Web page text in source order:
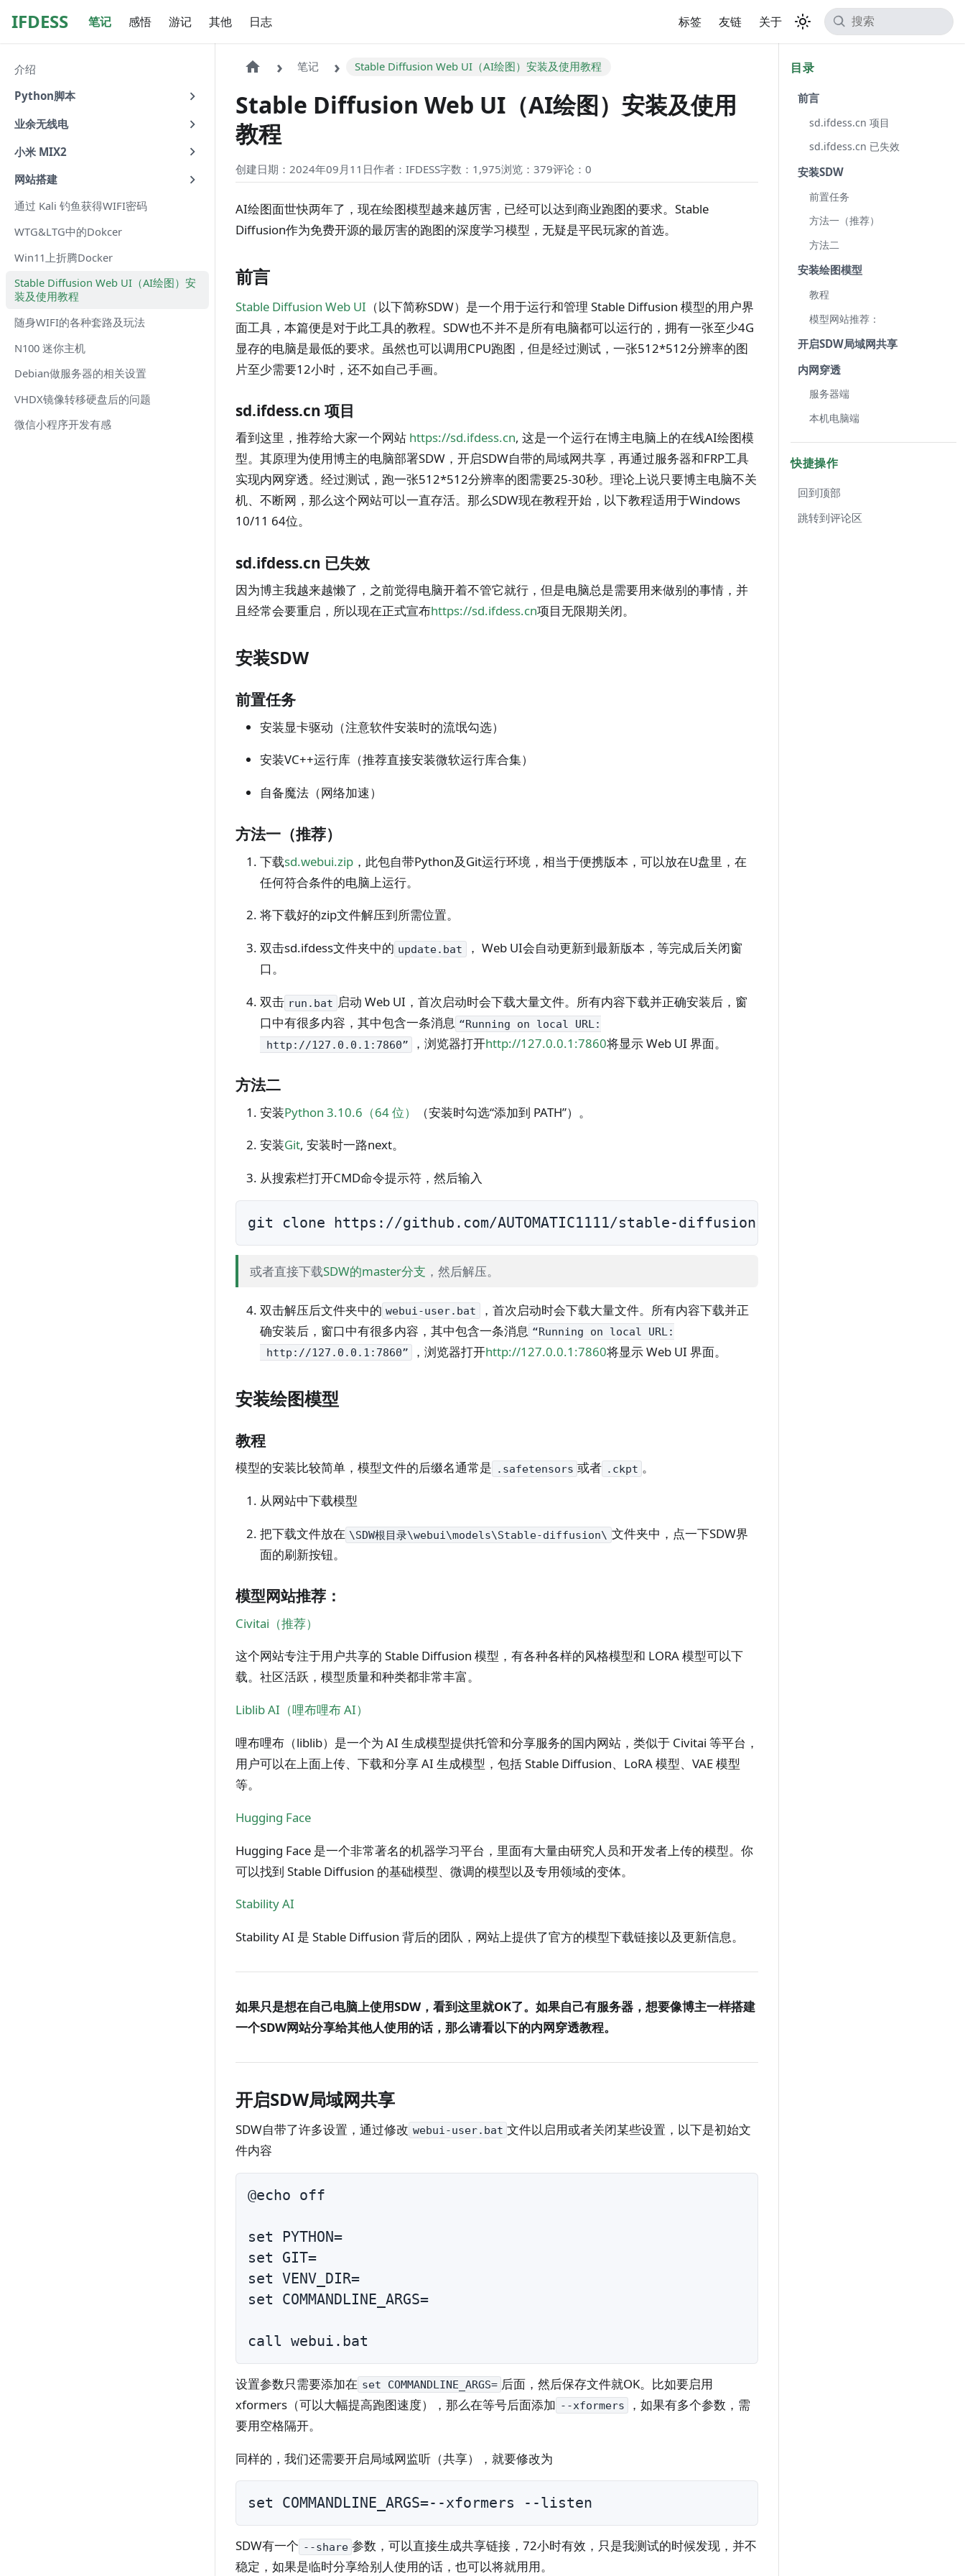
IFDESS 笔记 感悟 游记 其他 日志 标签 友链 关于
介绍
Python脚本
业余无线电
小米 MIX2
网站搭建
通过 Kali 钓鱼获得WIFI密码
WTG&LTG中的Dokcer
Win11上折腾Docker
Stable Diffusion Web UI（AI绘图）安
装及使用教程
随身WIFI的各种套路及玩法
N100 迷你主机
Debian做服务器的相关设置
VHDX镜像转移硬盘后的问题
微信小程序开发有感
笔记 Stable Diffusion Web UI（AI绘图）安装及使用教程
Stable Diffusion Web UI（AI绘图）安装及使用
教程
创建日期：2024年09月11日作者：IFDESS字数：1,975浏览：379评论： 0
AI绘图面世快两年了，现在绘图模型越来越厉害，已经可以达到商业跑图的要求。Stable
Diffusion作为免费开源的最厉害的跑图的深度学习模型，无疑是平民玩家的首选。
前言
Stable Diffusion Web UI （以下简称SDW）是一个用于运行和管理 Stable Diffusion 模型的用户界
面工具，本篇便是对于此工具的教程。SDW也不并不是所有电脑都可以运行的，拥有一张至少4G
显存的电脑是最低的要求。虽然也可以调用CPU跑图，但是经过测试，一张512*512分辨率的图
片至少需要12小时，还不如自己手画。
sd.ifdess.cn 项目
看到这里，推荐给大家一个网站 https://sd.ifdess.cn, 这是一个运行在博主电脑上的在线AI绘图模
型。其原理为使用博主的电脑部署SDW，开启SDW自带的局域网共享，再通过服务器和FRP工具
实现内网穿透。经过测试，跑一张512*512分辨率的图需要25-30秒。理论上说只要博主电脑不关
机、不断网，那么这个网站可以一直存活。那么SDW现在教程开始，以下教程适用于Windows
10/11 64位。
sd.ifdess.cn 已失效
因为博主我越来越懒了，之前觉得电脑开着不管它就行，但是电脑总是需要用来做别的事情，并
且经常会要重启，所以现在正式宣布https://sd.ifdess.cn项目无限期关闭。
安装SDW
前置任务
安装显卡驱动（注意软件安装时的流氓勾选）
安装VC++运行库（推荐直接安装微软运行库合集）
自备魔法（网络加速）
方法一（推荐）
下载sd.webui.zip，此包自带Python及Git运行环境，相当于便携版本，可以放在U盘里，在
任何符合条件的电脑上运行。
将下载好的zip文件解压到所需位置。
双击sd.ifdess文件夹中的 update.bat
， Web UI会自动更新到最新版本，等完成后关闭窗
口。
双击 run.bat 启动 Web UI，首次启动时会下载大量文件。所有内容下载并正确安装后，窗
口中有很多内容，其中包含一条消息 “Running on local URL:
http://127.0.0.1:7860”
，浏览器打开http://127.0.0.1:7860将显示 Web UI 界面。
方法二
安装Python 3.10.6（64 位）
（安装时勾选“添加到 PATH”）。
安装Git, 安装时一路next。
从搜索栏打开CMD命令提示符，然后输入
git clone https://github.com/AUTOMATIC1111/stable-diffusion-webui
或者直接下载SDW的master分支 ，然后解压。
双击解压后文件夹中的 webui-user.bat
，首次启动时会下载大量文件。所有内容下载并正
确安装后，窗口中有很多内容，其中包含一条消息 “Running on local URL:
http://127.0.0.1:7860”
，浏览器打开http://127.0.0.1:7860将显示 Web UI 界面。
安装绘图模型
教程
模型的安装比较简单，模型文件的后缀名通常是 .safetensors 或者 .ckpt 。
从网站中下载模型
把下载文件放在 \SDW根目录\webui\models\Stable-diffusion\ 文件夹中，点一下SDW界
面的刷新按钮。
模型网站推荐：
Civitai（推荐）
这个网站专注于用户共享的 Stable Diffusion 模型，有各种各样的风格模型和 LORA 模型可以下
载。社区活跃，模型质量和种类都非常丰富。
Liblib AI（哩布哩布 AI）
哩布哩布（liblib）是一个为 AI 生成模型提供托管和分享服务的国内网站，类似于 Civitai 等平台，
用户可以在上面上传、下载和分享 AI 生成模型，包括 Stable Diffusion、LoRA 模型、VAE 模型
等。
Hugging Face
Hugging Face 是一个非常著名的机器学习平台，里面有大量由研究人员和开发者上传的模型。你
可以找到 Stable Diffusion 的基础模型、微调的模型以及专用领域的变体。
Stability AI
Stability AI 是 Stable Diffusion 背后的团队，网站上提供了官方的模型下载链接以及更新信息。
如果只是想在自己电脑上使用SDW，看到这里就OK了。如果自己有服务器，想要像博主一样搭建
一个SDW网站分享给其他人使用的话，那么请看以下的内网穿透教程。
开启SDW局域网共享
SDW自带了许多设置，通过修改 webui-user.bat 文件以启用或者关闭某些设置，以下是初始文
件内容
@echo off
set PYTHON=
set GIT=
set VENV_DIR=
set COMMANDLINE_ARGS=
call webui.bat
设置参数只需要添加在 set COMMANDLINE_ARGS= 后面，然后保存文件就OK。比如要启用
xformers（可以大幅提高跑图速度），那么在等号后面添加 --xformers
，如果有多个参数，需
要用空格隔开。
同样的，我们还需要开启局域网监听（共享），就要修改为
set COMMANDLINE_ARGS=--xformers --listen
SDW有一个 --share 参数，可以直接生成共享链接，72小时有效，只是我测试的时候发现，并不
稳定，如果是临时分享给别人使用的话，也可以将就用用。
目录
​前言
​sd.ifdess.cn 项目
​sd.ifdess.cn 已失效
​安装SDW
​前置任务
​方法一（推荐）
​方法二
​安装绘图模型
​教程
​模型网站推荐：
​开启SDW局域网共享
​内网穿透
​服务器端
​本机电脑端
快捷操作
回到顶部
跳转到评论区